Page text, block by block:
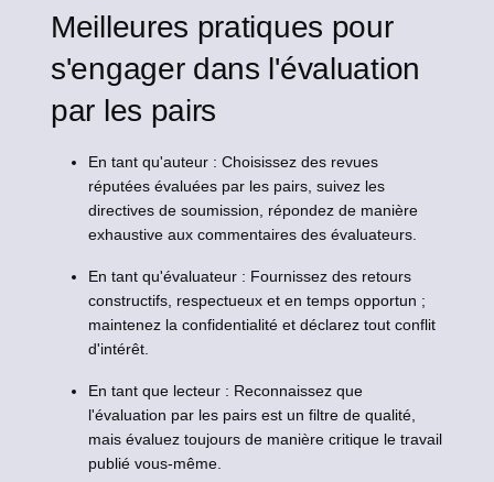
Meilleures pratiques pour
s'engager dans l'évaluation
par les pairs
En tant qu'auteur : Choisissez des revues
réputées évaluées par les pairs, suivez les
directives de soumission, répondez de manière
exhaustive aux commentaires des évaluateurs.
En tant qu'évaluateur : Fournissez des retours
constructifs, respectueux et en temps opportun ;
maintenez la confidentialité et déclarez tout conflit
d'intérêt.
En tant que lecteur : Reconnaissez que
l'évaluation par les pairs est un filtre de qualité,
mais évaluez toujours de manière critique le travail
publié vous-même.